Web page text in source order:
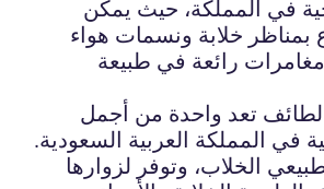
في المملكة، حيث يمكن
بمناظر خلابة ونسمات هواء
رائعة في طبيعة
تعد واحدة من أجمل
في المملكة العربية السعودية.
الخلاب، وتوفر لزوارها